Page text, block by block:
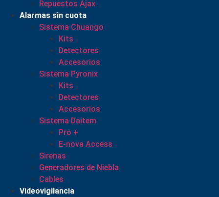
Repuestos Ajax
Alarmas sin cuota
Sistema Chuango
Kits
Detectores
Accesorios
Sistema Pyronix
Kits
Detectores
Accesorios
Sistema Daitem
Pro +
E-nova Access
Sirenas
Generadores de Niebla
Cables
Videovigilancia